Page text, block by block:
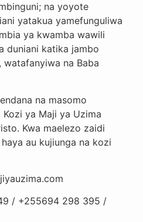
na yoyote
yatakua yamefunguliwa
ya kwamba wawili
duniani katika jambo
na Baba
na masomo
ya Maji ya Uzima
Kwa maelezo zaidi
au kujiunga na kozi
/ +255694 298 395 /